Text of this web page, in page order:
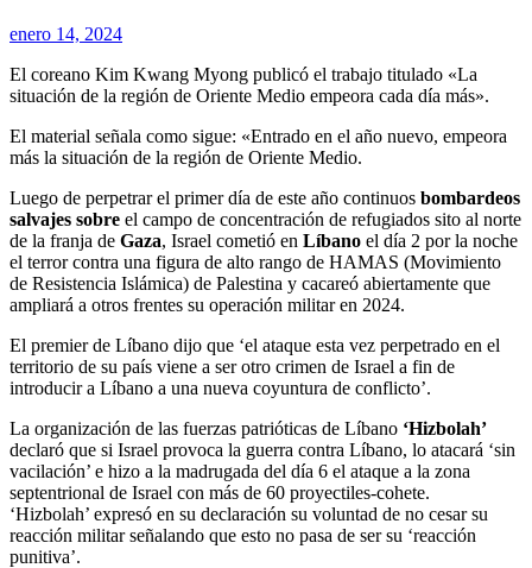
enero 14, 2024
El coreano Kim Kwang Myong publicó el trabajo titulado «La
situación de la región de Oriente Medio empeora cada día más».
El material señala como sigue: «Entrado en el año nuevo, empeora
más la situación de la región de Oriente Medio.
Luego de perpetrar el primer día de este año continuos bombardeos
salvajes sobre el campo de concentración de refugiados sito al norte
de la franja de Gaza, Israel cometió en Líbano el día 2 por la noche
el terror contra una figura de alto rango de HAMAS (Movimiento
de Resistencia Islámica) de Palestina y cacareó abiertamente que
ampliará a otros frentes su operación militar en 2024.
El premier de Líbano dijo que ‘el ataque esta vez perpetrado en el
territorio de su país viene a ser otro crimen de Israel a fin de
introducir a Líbano a una nueva coyuntura de conflicto’.
La organización de las fuerzas patrióticas de Líbano ‘Hizbolah’
declaró que si Israel provoca la guerra contra Líbano, lo atacará ‘sin
vacilación’ e hizo a la madrugada del día 6 el ataque a la zona
septentrional de Israel con más de 60 proyectiles-cohete.
‘Hizbolah’ expresó en su declaración su voluntad de no cesar su
reacción militar señalando que esto no pasa de ser su ‘reacción
punitiva’.